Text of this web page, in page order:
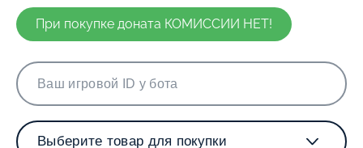
При покупке доната КОМИССИИ НЕТ!